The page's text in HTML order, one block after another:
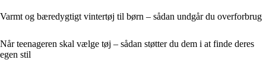
Varmt og bæredygtigt vintertøj til børn – sådan undgår du overforbrug
Når teenageren skal vælge tøj – sådan støtter du dem i at finde deres
egen stil